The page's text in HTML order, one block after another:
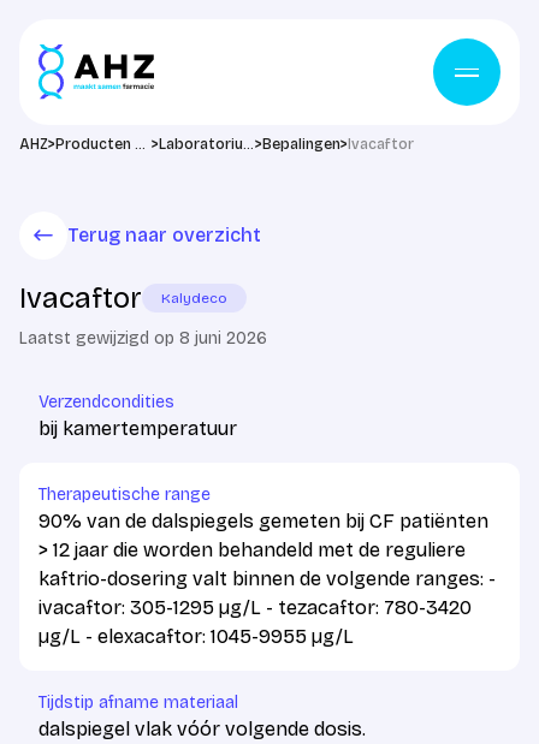
AHZ> Producten & diensten > Laboratorium> Bepalingen> Ivacaftor
Terug naar overzicht
Ivacaftor Kalydeco
Laatst gewijzigd op 8 juni 2026
Verzendcondities
bij kamertemperatuur
Therapeutische range
90% van de dalspiegels gemeten bij CF patiënten
> 12 jaar die worden behandeld met de reguliere
kaftrio-dosering valt binnen de volgende ranges: -
ivacaftor: 305-1295 µg/L - tezacaftor: 780-3420
µg/L - elexacaftor: 1045-9955 µg/L
Tijdstip afname materiaal
dalspiegel vlak vóór volgende dosis.